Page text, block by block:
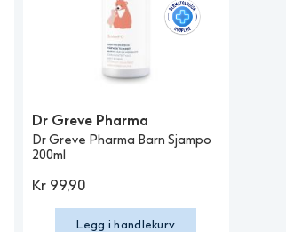
Dr Greve Pharma
Dr Greve Pharma Barn Sjampo
200ml
Kr 99,90
Legg i handlekurv